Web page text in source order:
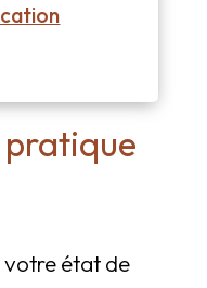
pratique
votre état de